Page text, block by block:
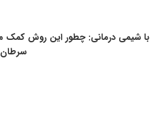
با شیمی درمانی: چطور این روش
سرطان